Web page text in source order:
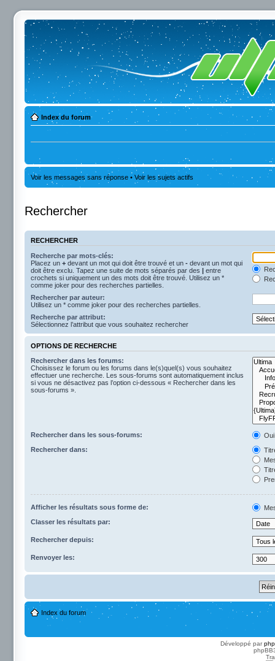
Index du forum
Voir les messages sans réponse • Voir les sujets actifs
Rechercher
RECHERCHER
Recherche par mots-clés:
Placez un + devant un mot qui doit être trouvé et un - devant un mot qui
doit être exclu. Tapez une suite de mots séparés par des | entre
crochets si uniquement un des mots doit être trouvé. Utilisez un *
comme joker pour des recherches partielles.
Rechercher par auteur:
Utilisez un * comme joker pour des recherches partielles.
Recherche par attribut:
Sélectionnez l’attribut que vous souhaitez rechercher
OPTIONS DE RECHERCHE
Rechercher dans les forums:
Choisissez le forum ou les forums dans le(s)quel(s) vous souhaitez
effectuer une recherche. Les sous-forums sont automatiquement inclus
si vous ne désactivez pas l’option ci-dessous « Rechercher dans les
sous-forums ».
Rechercher dans les sous-forums:
Oui
Rechercher dans:
Afficher les résultats sous forme de:
Classer les résultats par:
Rechercher depuis:
Renvoyer les:
Index du forum
Développé par